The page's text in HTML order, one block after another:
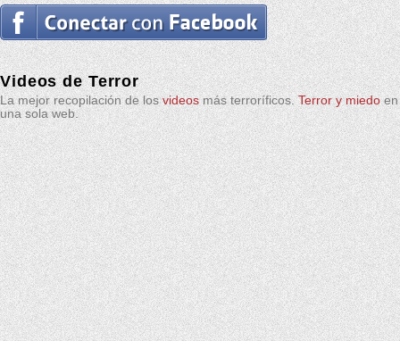
Videos de Terror
La mejor recopilación de losvideosmás terroríficos.Terror y miedoen
una sola web.